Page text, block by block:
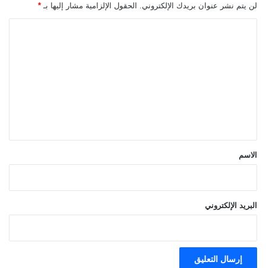
لن يتم نشر عنوان بريدك الإلكتروني. الحقول الإلزامية مشار إليها بـ *
*الاسم
البريد الإلكتروني